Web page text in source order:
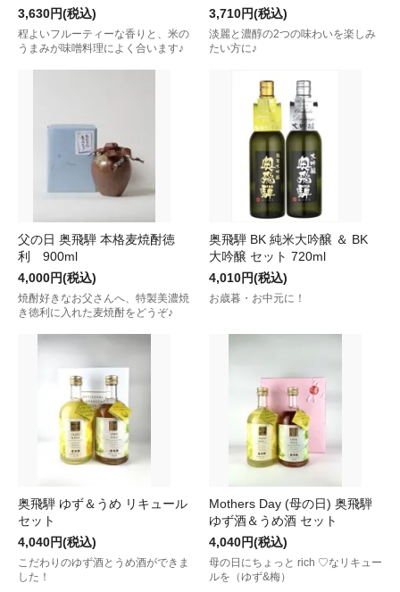
3,630円(税込)
程よいフルーティーな香りと、米の
うまみが味噌料理によく合います♪
3,710円(税込)
淡麗と濃醇の2つの味わいを楽しみ
たい方に♪
父の日 奥飛騨 本格麦焼酎徳
利 900ml
4,000円(税込)
焼酎好きなお父さんへ、特製美濃焼
き徳利に入れた麦焼酎をどうぞ♪
奥飛騨 BK 純米大吟醸 ＆ BK
大吟醸 セット 720ml
4,010円(税込)
お歳暮・お中元に！
奥飛騨 ゆず＆うめ リキュール
セット
4,040円(税込)
こだわりのゆず酒とうめ酒ができま
した！
Mothers Day (母の日) 奥飛騨
ゆず酒＆うめ酒 セット
4,040円(税込)
母の日にちょっと rich ♡なリキュー
ルを（ゆず&梅）